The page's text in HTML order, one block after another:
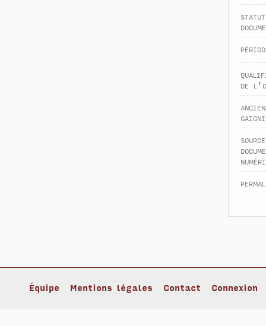
de
Équipe Mentions légales Contact Connexion